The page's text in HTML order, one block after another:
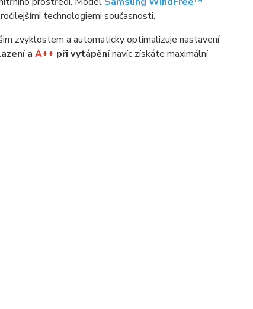
technologiemi současnosti.
zvyklostem a automaticky optimalizuje nastavení
a A++ při vytápěnínavíc získáte maximální